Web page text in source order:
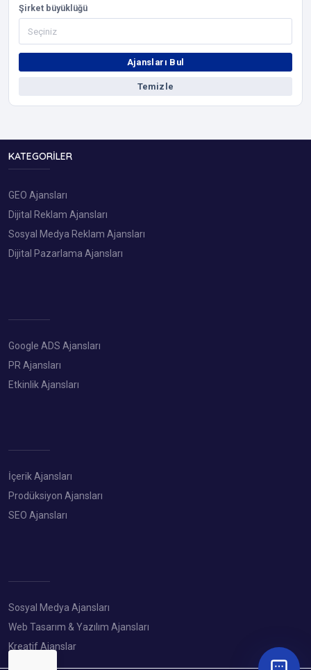
Şirket büyüklüğü
Ajansları Bul
Temizle
KATEGORILER
GEO Ajansları
Dijital Reklam Ajansları
Sosyal Medya Reklam Ajansları
Dijital Pazarlama Ajansları
Google ADS Ajansları
PR Ajansları
Etkinlik Ajansları
İçerik Ajansları
Prodüksiyon Ajansları
SEO Ajansları
Sosyal Medya Ajansları
Web Tasarım & Yazılım Ajansları
Kreatif Ajanslar